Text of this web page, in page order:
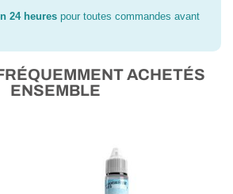
24 heures pour toutes commandes avant
ACHETÉS
ENSEMBLE